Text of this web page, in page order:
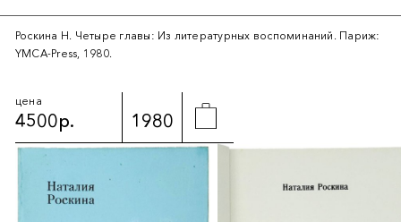
Роскина Н. Четыре главы: Из литературных воспоминаний. Париж:
YMCA-Рress, 1980.
цена
4500р. 1980